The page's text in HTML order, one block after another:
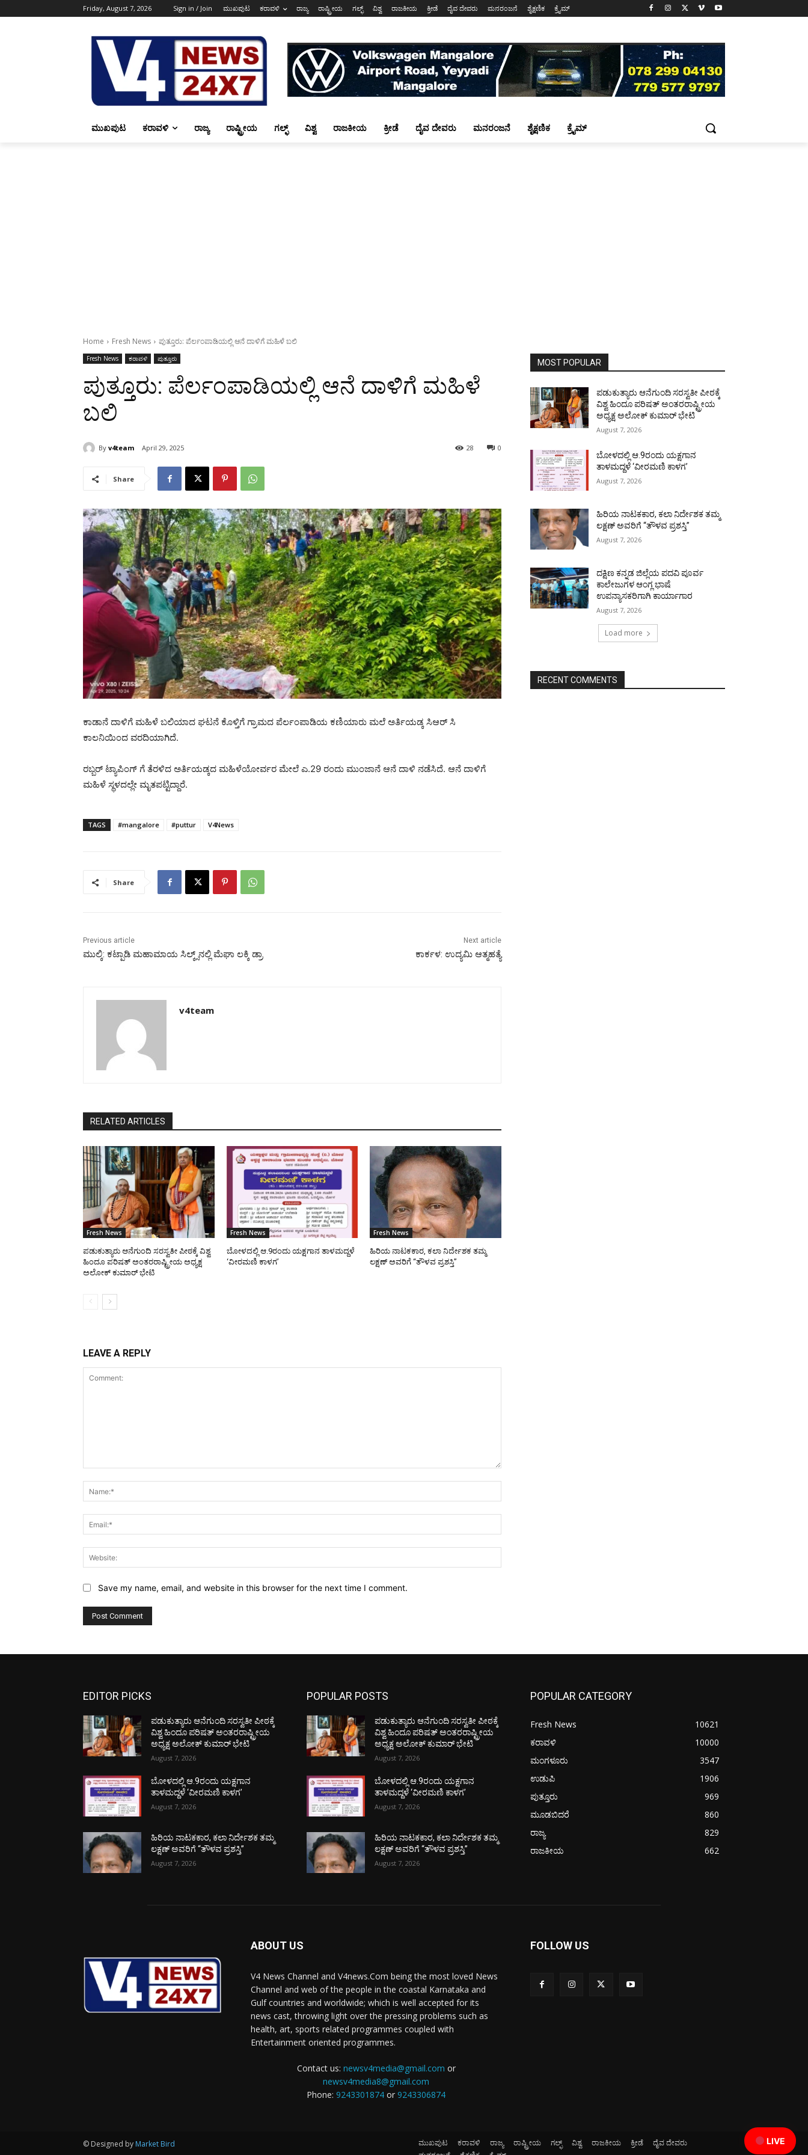
LIVE
Friday, August 7, 2026 Sign in / Join ಮುಖಪುಟ ಕರಾವಳಿ ರಾಜ್ಯ ರಾಷ್ಟ್ರೀಯ ಗಲ್ಫ್ ವಿಶ್ವ ರಾಜಕೀಯ ಕ್ರೀಡೆ ದೈವ ದೇವರು ಮನರಂಜನೆ ಶೈಕ್ಷಣಿಕ ಕ್ರೈಮ್
ಮುಖಪುಟ ಕರಾವಳಿ ರಾಜ್ಯ ರಾಷ್ಟ್ರೀಯ ಗಲ್ಫ್ ವಿಶ್ವ ರಾಜಕೀಯ ಕ್ರೀಡೆ ದೈವ ದೇವರು ಮನರಂಜನೆ ಶೈಕ್ಷಣಿಕ ಕ್ರೈಮ್
Home Fresh News ಪುತ್ತೂರು: ಪೆರ್ಲಂಪಾಡಿಯಲ್ಲಿ ಆನೆ‌ ದಾಳಿಗೆ ಮಹಿಳೆ ಬಲಿ
Fresh News ಕರಾವಳಿ ಪುತ್ತೂರು
ಪುತ್ತೂರು: ಪೆರ್ಲಂಪಾಡಿಯಲ್ಲಿ ಆನೆ‌ ದಾಳಿಗೆ ಮಹಿಳೆ
ಬಲಿ
By v4team April 29, 2025 0
28
Share
ಕಾಡಾನೆ ದಾಳಿಗೆ ಮಹಿಳೆ ಬಲಿಯಾದ ಘಟನೆ ಕೊಳ್ತಿಗೆ ಗ್ರಾಮದ ಪೆರ್ಲಂಪಾಡಿಯ ಕಣಿಯಾರು ಮಲೆ ಅರ್ತಿಯಡ್ಕ ಸಿಆರ್ ಸಿ
ಕಾಲನಿಯಿಂದ ವರದಿಯಾಗಿದೆ.
ರಬ್ಬರ್ ಟ್ಯಾಪಿಂಗ್ ಗೆ ತೆರಳಿದ ಅರ್ತಿಯಡ್ಕದ ಮಹಿಳೆಯೋರ್ವರ ಮೇಲೆ ಎ.29 ರಂದು ಮುಂಜಾನೆ ಆನೆ ದಾಳಿ ನಡೆಸಿದೆ. ಆನೆ ದಾಳಿಗೆ
ಮಹಿಳೆ ಸ್ಥಳದಲ್ಲೇ ಮೃತಪಟ್ಟಿದ್ದಾರೆ.
TAGS #mangalore #puttur V4News
Share
Previous article
ಮುಲ್ಕಿ: ಕಟ್ಪಾಡಿ ಮಹಾಮಾಯ ಸಿಲ್ಕ್ಸ್‌ನಲ್ಲಿ ಮೆಘಾ ಲಕ್ಕಿ ಡ್ರಾ
Next article
ಕಾರ್ಕಳ: ಉದ್ಯಮಿ ಆತ್ಮಹತ್ಯೆ
v4team
RELATED ARTICLES
Fresh News
ಪಡುಕುತ್ಯಾರು ಆನೆಗುಂದಿ ಸರಸ್ವತೀ ಪೀಠಕ್ಕೆ ವಿಶ್ವ
ಹಿಂದೂ ಪರಿಷತ್ ಅಂತರರಾಷ್ಟ್ರೀಯ ಅಧ್ಯಕ್ಷ
ಅಲೋಕ್ ಕುಮಾರ್ ಭೇಟಿ
Fresh News
ಬೋಳದಲ್ಲಿ ಆ.9ರಂದು ಯಕ್ಷಗಾನ ತಾಳಮದ್ದಳೆ
‘ವೀರಮಣಿ ಕಾಳಗ’
Fresh News
ಹಿರಿಯ ನಾಟಕಕಾರ, ಕಲಾ ನಿರ್ದೇಶಕ ತಮ್ಮ
ಲಕ್ಷಣ್ ಅವರಿಗೆ “ತೌಳವ ಪ್ರಶಸ್ತಿ”
LEAVE A REPLY
Save my name, email, and website in this browser for the next time I comment.
MOST POPULAR
ಪಡುಕುತ್ಯಾರು ಆನೆಗುಂದಿ ಸರಸ್ವತೀ ಪೀಠಕ್ಕೆ
ವಿಶ್ವ ಹಿಂದೂ ಪರಿಷತ್ ಅಂತರರಾಷ್ಟ್ರೀಯ
ಅಧ್ಯಕ್ಷ ಅಲೋಕ್ ಕುಮಾರ್ ಭೇಟಿ
August 7, 2026
ಬೋಳದಲ್ಲಿ ಆ.9ರಂದು ಯಕ್ಷಗಾನ
ತಾಳಮದ್ದಳೆ ‘ವೀರಮಣಿ ಕಾಳಗ’
August 7, 2026
ಹಿರಿಯ ನಾಟಕಕಾರ, ಕಲಾ ನಿರ್ದೇಶಕ ತಮ್ಮ
ಲಕ್ಷಣ್ ಅವರಿಗೆ “ತೌಳವ ಪ್ರಶಸ್ತಿ”
August 7, 2026
ದಕ್ಷಿಣ ಕನ್ನಡ ಜಿಲ್ಲೆಯ ಪದವಿ ಪೂರ್ವ
ಕಾಲೇಜುಗಳ ಆಂಗ್ಲ ಭಾಷೆ
ಉಪನ್ಯಾಸಕರಿಗಾಗಿ ಕಾರ್ಯಾಗಾರ
August 7, 2026
Load more
RECENT COMMENTS
EDITOR PICKS
ಪಡುಕುತ್ಯಾರು ಆನೆಗುಂದಿ ಸರಸ್ವತೀ ಪೀಠಕ್ಕೆ
ವಿಶ್ವ ಹಿಂದೂ ಪರಿಷತ್ ಅಂತರರಾಷ್ಟ್ರೀಯ
ಅಧ್ಯಕ್ಷ ಅಲೋಕ್ ಕುಮಾರ್ ಭೇಟಿ
August 7, 2026
ಬೋಳದಲ್ಲಿ ಆ.9ರಂದು ಯಕ್ಷಗಾನ
ತಾಳಮದ್ದಳೆ ‘ವೀರಮಣಿ ಕಾಳಗ’
August 7, 2026
ಹಿರಿಯ ನಾಟಕಕಾರ, ಕಲಾ ನಿರ್ದೇಶಕ ತಮ್ಮ
ಲಕ್ಷಣ್ ಅವರಿಗೆ “ತೌಳವ ಪ್ರಶಸ್ತಿ”
August 7, 2026
POPULAR POSTS
ಪಡುಕುತ್ಯಾರು ಆನೆಗುಂದಿ ಸರಸ್ವತೀ ಪೀಠಕ್ಕೆ
ವಿಶ್ವ ಹಿಂದೂ ಪರಿಷತ್ ಅಂತರರಾಷ್ಟ್ರೀಯ
ಅಧ್ಯಕ್ಷ ಅಲೋಕ್ ಕುಮಾರ್ ಭೇಟಿ
August 7, 2026
ಬೋಳದಲ್ಲಿ ಆ.9ರಂದು ಯಕ್ಷಗಾನ
ತಾಳಮದ್ದಳೆ ‘ವೀರಮಣಿ ಕಾಳಗ’
August 7, 2026
ಹಿರಿಯ ನಾಟಕಕಾರ, ಕಲಾ ನಿರ್ದೇಶಕ ತಮ್ಮ
ಲಕ್ಷಣ್ ಅವರಿಗೆ “ತೌಳವ ಪ್ರಶಸ್ತಿ”
August 7, 2026
POPULAR CATEGORY
Fresh News
10621
ಕರಾವಳಿ
10000
ಮಂಗಳೂರು
3547
ಉಡುಪಿ
1906
ಪುತ್ತೂರು
969
ಮೂಡಬಿದರೆ
860
ರಾಜ್ಯ
829
ರಾಜಕೀಯ
662
ABOUT US
V4 News Channel and V4news.Com being the most loved News
Channel and web of the people in the coastal Karnataka and
Gulf countries and worldwide; which is well accepted for its
news cast, throwing light over the pressing problems such as
health, art, sports related programmes coupled with
Entertainment oriented programmes.
Contact us: newsv4media@gmail.com or
newsv4media8@gmail.com
Phone: 9243301874 or 9243306874
FOLLOW US
© Designed by Market Bird ಮುಖಪುಟ ಕರಾವಳಿ ರಾಜ್ಯ ರಾಷ್ಟ್ರೀಯ ಗಲ್ಫ್ ವಿಶ್ವ ರಾಜಕೀಯ ಕ್ರೀಡೆ
ದೈವ ದೇವರು